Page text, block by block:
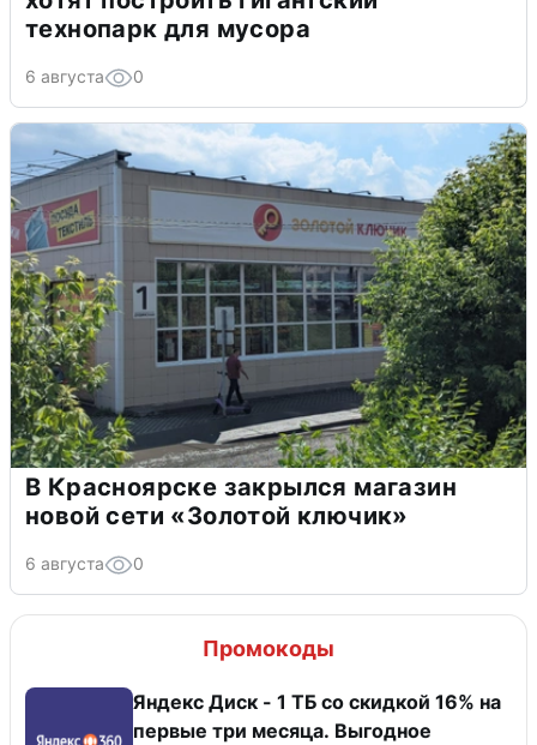
технопарк для мусора
6 августа 0
В Красноярске закрылся магазин
новой сети «Золотой ключик»
6 августа 0
Промокоды
Яндекс Диск - 1 ТБ со скидкой 16% на
первые три месяца. Выгодное